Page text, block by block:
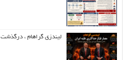
لیندزی گراهام ، درگذشت